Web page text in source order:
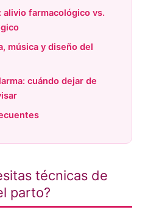
alivio farmacológico vs.
música y diseño del
cuándo dejar de
técnicas de
parto?